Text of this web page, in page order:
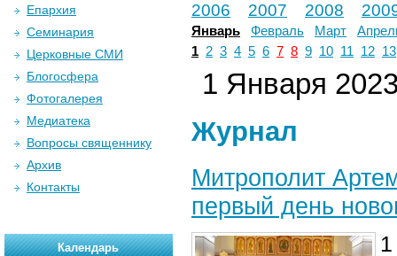
2006 2007 2008
Январь Февраль Март
1 2 3 4 5 6 7 8 9 10 11 12 13
1 Января
Журнал
Митрополит
первый день
Епархия
Семинария
Церковные СМИ
Блогосфера
Фотогалерея
Медиатека
Вопросы священнику
Архив
Контакты
Календарь